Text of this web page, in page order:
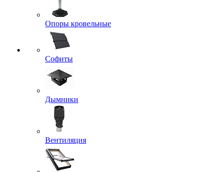
Опоры кровельные
Софиты
Дымники
Вентиляция